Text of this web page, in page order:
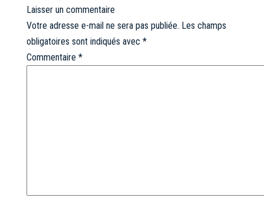
Laisser un commentaire
Votre adresse e-mail ne sera pas publiée. Les champs
obligatoires sont indiqués avec *
Commentaire *